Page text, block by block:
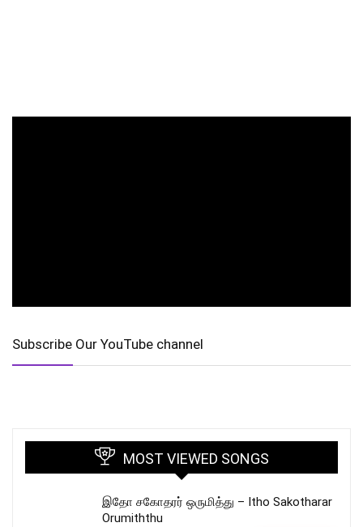
Subscribe Our YouTube channel
MOST VIEWED SONGS
இதோ சகோதரர் ஒருமித்து – Itho Sakotharar
Orumiththu